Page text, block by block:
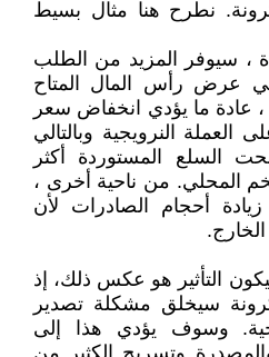
نطرح هنا مثال بسيط
، سيوفر المزيد من الطلب
عرض رأس المال المتاح
، عادة ما يؤدي انخفاض سعر
العملة النرويجية وبالتالي
السلع المستوردة أكثر
المحلي. من ناحية أخرى ،
أحجام الصادرات لأن
التأثير هو عكس ذلك، إذ
سيخلق مشكلة تصدير
وسوف يؤدي هذا إلى